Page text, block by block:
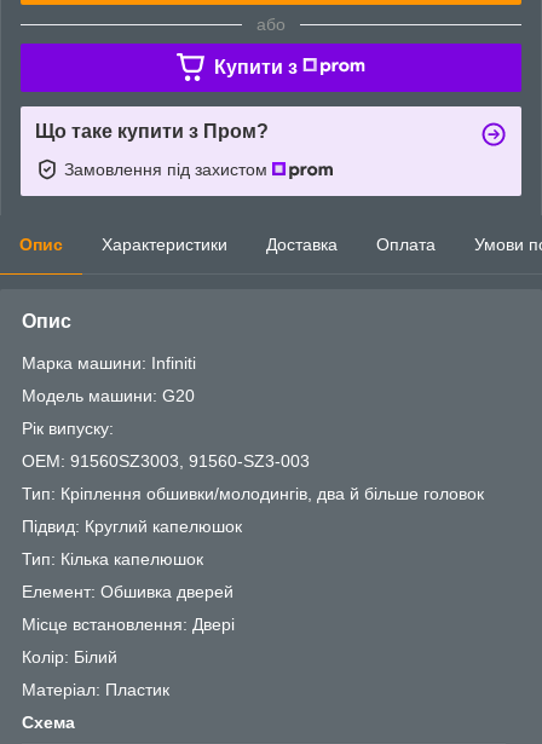
або
Купити з
Що таке купити з Пром?
Замовлення під захистом
Опис Характеристики Доставка Оплата Умови
Опис
Марка машини: Infiniti
Модель машини: G20
Рік випуску:
OEM: 91560SZ3003, 91560-SZ3-003
Тип: Кріплення обшивки/молодингів, два й більше головок
Підвид: Круглий капелюшок
Тип: Кілька капелюшок
Елемент: Обшивка дверей
Місце встановлення: Двері
Колір: Білий
Матеріал: Пластик
Схема